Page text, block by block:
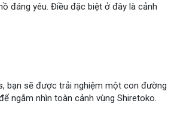
đáng yêu. Điều đặc biệt ở đây là cảnh
bạn sẽ được trải nghiệm một con đường
ngắm nhìn toàn cảnh vùng Shiretoko.